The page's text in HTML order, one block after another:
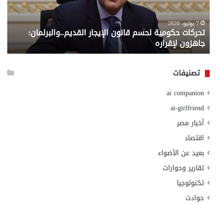
القديم..والبرلمان:
جاهزون
لإقراره
7 يوليو، 2020
تحركات حكومية لحسم قانون الإيجار القديم..والبرلمان:
جاهزون لإقراره
من
تصنيفات
ai companion
ai-girlfriend
أخبار مصر
اقتصاد
بعيد عن الأضواء
تقارير وحوارات
تكنولوجيا
حوادث